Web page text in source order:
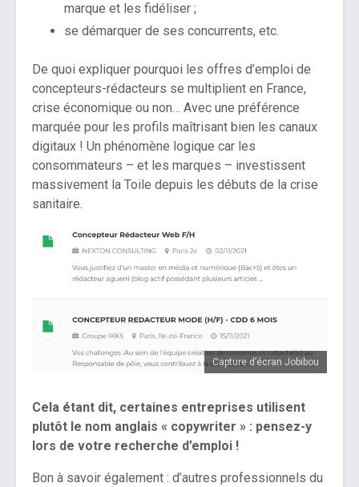
marque et les fidéliser ;
se démarquer de ses concurrents, etc.
De quoi expliquer pourquoi les offres d’emploi de
concepteurs-rédacteurs se multiplient en France,
crise économique ou non… Avec une préférence
marquée pour les profils maîtrisant bien les canaux
digitaux ! Un phénomène logique car les
consommateurs – et les marques – investissent
massivement la Toile depuis les débuts de la crise
sanitaire.
Capture d’écran Jobibou
Cela étant dit, certaines entreprises utilisent
plutôt le nom anglais « copywriter » : pensez-y
lors de votre recherche d’emploi !
Bon à savoir également : d’autres professionnels du